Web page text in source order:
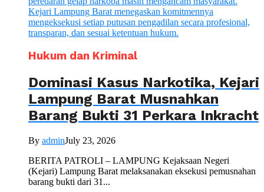
Hukum dan Kriminal
Dominasi Kasus Narkotika, Kejari
Lampung Barat Musnahkan
Barang Bukti 31 Perkara Inkracht
By adminJuly 23, 2026
BERITA PATROLI – LAMPUNG Kejaksaan Negeri
(Kejari) Lampung Barat melaksanakan eksekusi pemusnahan
barang bukti dari 31...